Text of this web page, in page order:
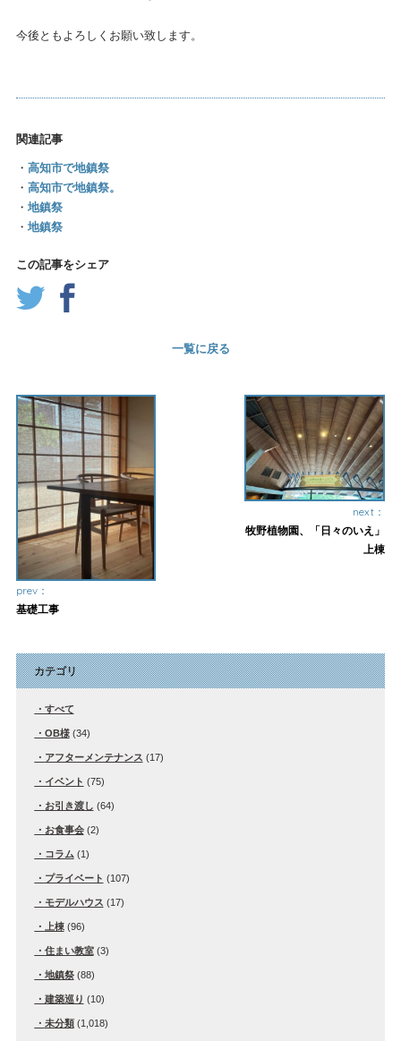
今後ともよろしくお願い致します。
関連記事
・ 高知市で地鎮祭
・ 高知市で地鎮祭。
・ 地鎮祭
・ 地鎮祭
この記事をシェア
一覧に戻る
prev：
基礎工事
next：
牧野植物園、「日々のいえ」
上棟
カテゴリ
すべて
OB様(34)
アフターメンテナンス (17)
イベント (75)
お引き渡し (64)
お食事会(2)
コラム (1)
プライベート (107)
モデルハウス (17)
上棟(96)
住まい教室(3)
地鎮祭(88)
建築巡り (10)
未分類(1,018)